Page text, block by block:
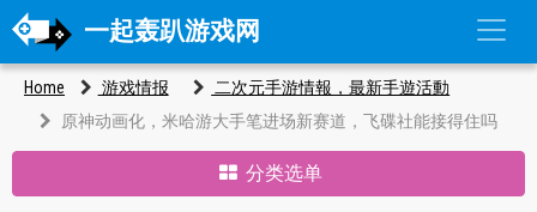
一起轰趴游戏网
Home 游戏情报
二次元手游情報，最新手遊活動
原神动画化，米哈游大手笔进场新赛道，飞碟社能接得住吗
分类选单